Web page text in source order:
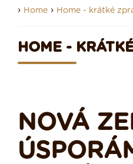
› Home › Home - krátké
HOME -
NOVÁ